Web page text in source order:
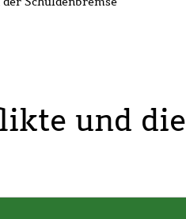
und die